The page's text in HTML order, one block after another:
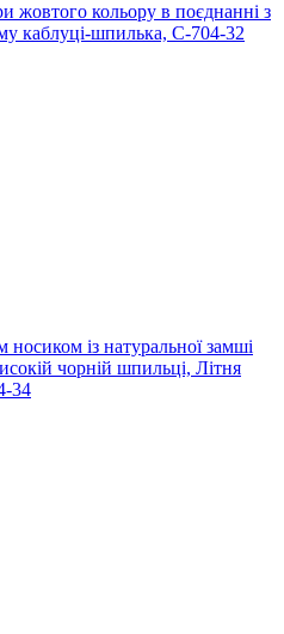
жовтого кольору в поєднанні з
каблуці-шпилька, С-704-32
носиком із натуральної замші
чорній шпильці, Літня
34